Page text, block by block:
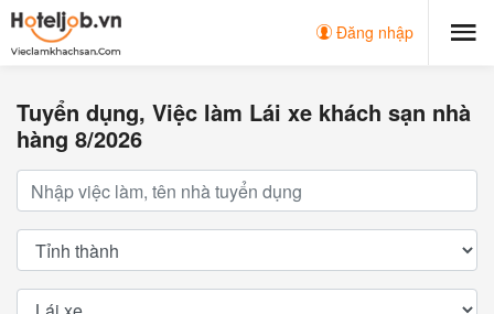
Đăng nhập
Tuyển dụng, Việc làm Lái xe khách sạn nhà
hàng 8/2026